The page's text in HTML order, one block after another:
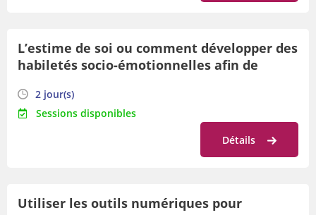
L’estime de soi ou comment développer des
habiletés socio-émotionnelles afin de
2 jour(s)
Sessions disponibles
Détails
Utiliser les outils numériques pour